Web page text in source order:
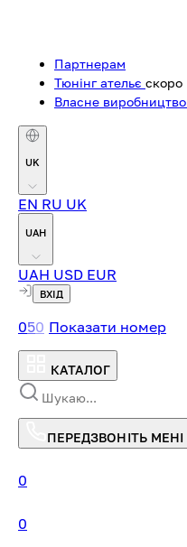
Партнерам
Тюнінг ательє скоро
Власне виробництво
UK
EN RU UK
UAH
UAH USD EUR
ВХІД
050 Показати номер
КАТАЛОГ
ПЕРЕДЗВОНІТЬ МЕНІ
0
0